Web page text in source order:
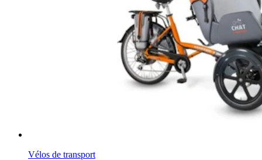
Vélos de transport